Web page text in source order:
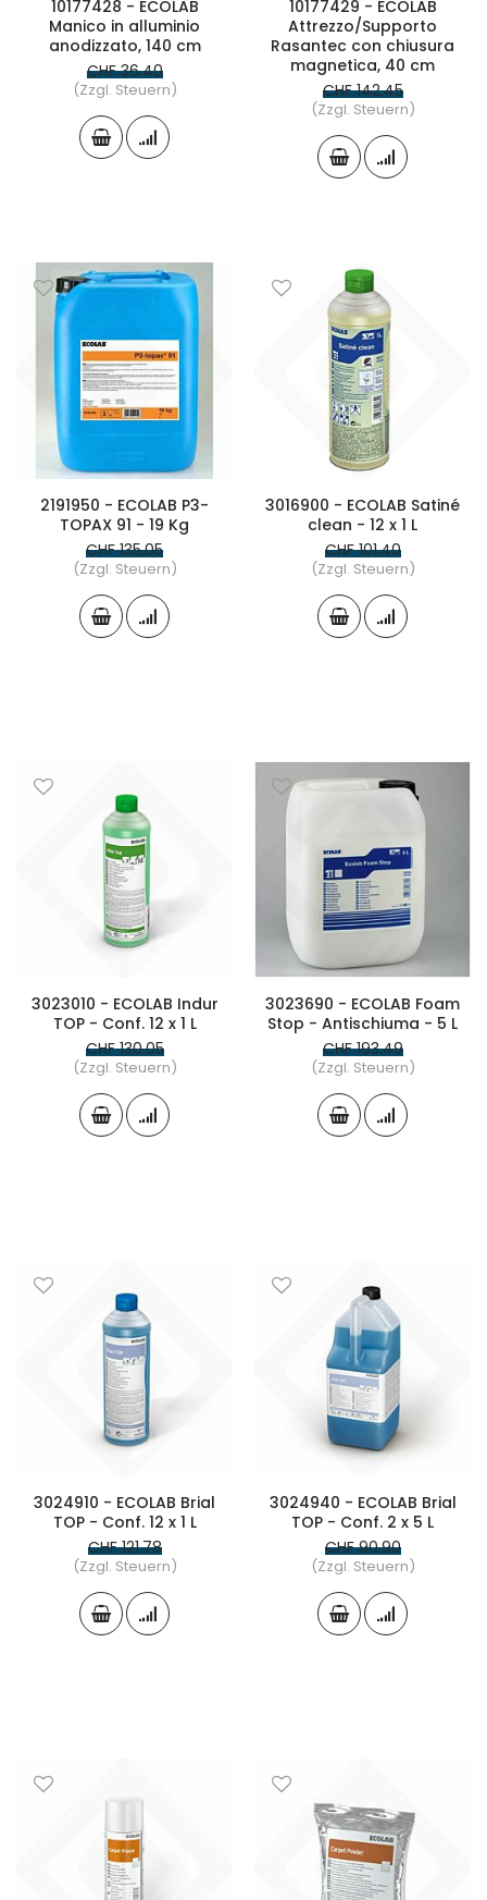
10177428 - ECOLAB
Manico in alluminio
anodizzato, 140 cm
CHF 36.40
(Zzgl. Steuern)
10177429 - ECOLAB
Attrezzo/Supporto
Rasantec con chiusura
magnetica, 40 cm
CHF 142.45
(Zzgl. Steuern)
2191950 - ECOLAB P3-
TOPAX 91 - 19 Kg
CHF 135.05
(Zzgl. Steuern)
3016900 - ECOLAB Satiné
clean - 12 x 1 L
CHF 101.40
(Zzgl. Steuern)
3023010 - ECOLAB Indur
TOP - Conf. 12 x 1 L
CHF 130.05
(Zzgl. Steuern)
3023690 - ECOLAB Foam
Stop - Antischiuma - 5 L
CHF 193.49
(Zzgl. Steuern)
3024910 - ECOLAB Brial
TOP - Conf. 12 x 1 L
CHF 121.78
(Zzgl. Steuern)
3024940 - ECOLAB Brial
TOP - Conf. 2 x 5 L
CHF 90.90
(Zzgl. Steuern)